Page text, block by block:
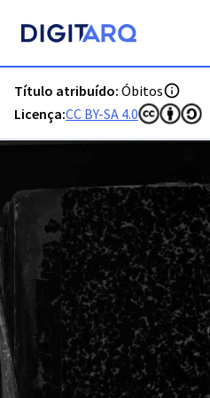
Título atribuído: Óbitos
Licença:CC BY-SA 4.0